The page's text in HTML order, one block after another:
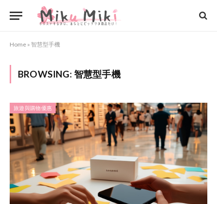
Home » 智慧型手機
BROWSING: 智慧型手機
旅遊與購物優惠